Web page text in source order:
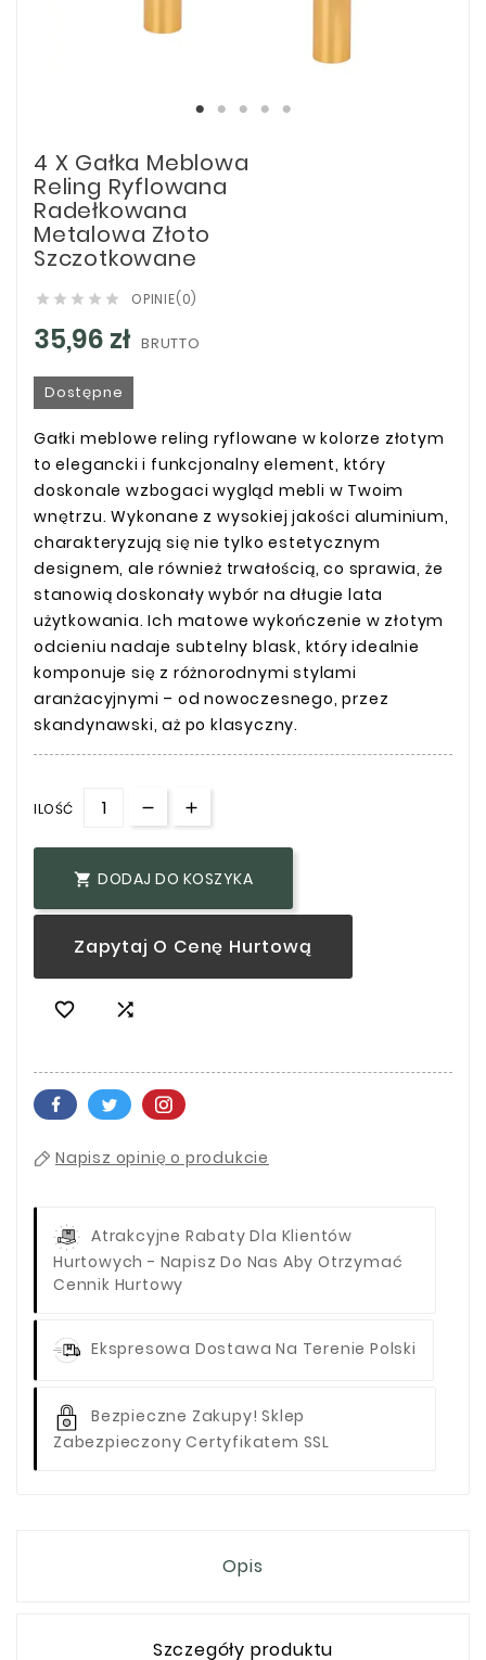
4 X Gałka Meblowa
Reling Ryflowana
Radełkowana
Metalowa Złoto
Szczotkowane
     OPINIE(0)
35,96 zł BRUTTO
Dostępne
Gałki meblowe reling ryflowane w kolorze złotym
to elegancki i funkcjonalny element, który
doskonale wzbogaci wygląd mebli w Twoim
wnętrzu. Wykonane z wysokiej jakości aluminium,
charakteryzują się nie tylko estetycznym
designem, ale również trwałością, co sprawia, że
stanowią doskonały wybór na długie lata
użytkowania. Ich matowe wykończenie w złotym
odcieniu nadaje subtelny blask, który idealnie
komponuje się z różnorodnymi stylami
aranżacyjnymi – od nowoczesnego, przez
skandynawski, aż po klasyczny.
ILOŚĆ
 DODAJ DO KOSZYKA
Zapytaj O Cenę Hurtową
 
Napisz opinię o produkcie
Atrakcyjne Rabaty Dla Klientów
Hurtowych - Napisz Do Nas Aby Otrzymać
Cennik Hurtowy
Ekspresowa Dostawa Na Terenie Polski
Bezpieczne Zakupy! Sklep
Zabezpieczony Certyfikatem SSL
Opis
Szczegóły produktu